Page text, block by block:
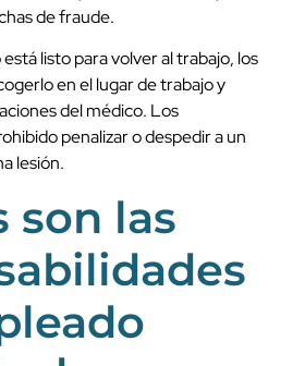
de fraude.
listo para volver al trabajo, los
en el lugar de trabajo y
del médico. Los
penalizar o despedir a un
lesión.
son las